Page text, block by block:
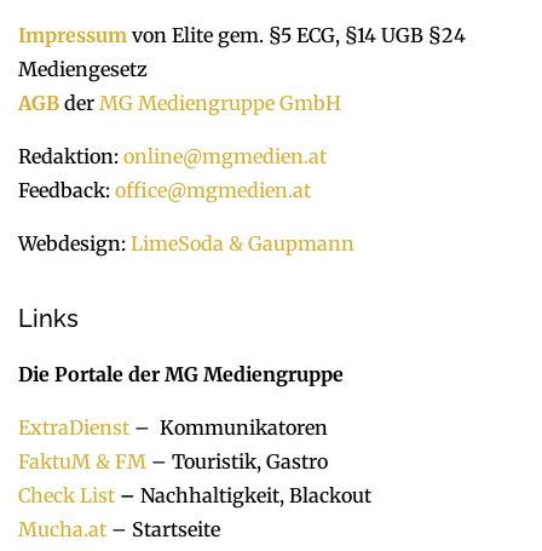
Impressum von Elite gem. §5 ECG, §14 UGB §24
Mediengesetz
AGB der MG Mediengruppe GmbH
Redaktion: online@mgmedien.at
Feedback: office@mgmedien.at
Webdesign: LimeSoda & Gaupmann
Links
Die Portale der MG Mediengruppe
ExtraDienst – Kommunikatoren
FaktuM & FM – Touristik, Gastro
Check List – Nachhaltigkeit, Blackout
Mucha.at – Startseite